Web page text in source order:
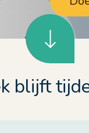
blijft